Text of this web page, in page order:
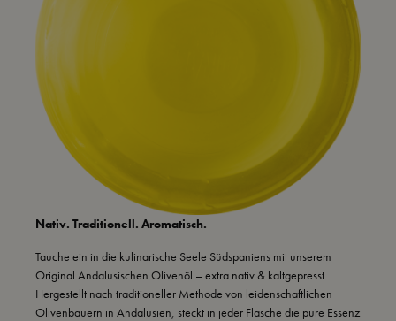
Nativ. Traditionell. Aromatisch.
Tauche ein in die kulinarische Seele Südspaniens mit unserem
Original Andalusischen Olivenöl – extra nativ & kaltgepresst.
Hergestellt nach traditioneller Methode von leidenschaftlichen
Olivenbauern in Andalusien, steckt in jeder Flasche die pure Essenz